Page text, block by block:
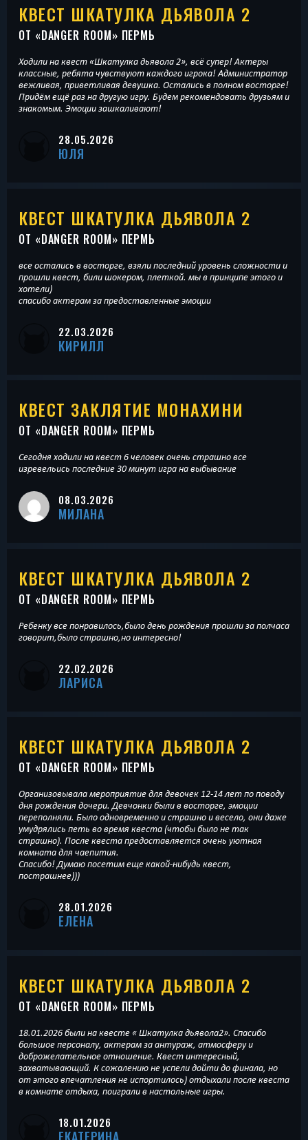
КВЕСТ ШКАТУЛКА ДЬЯВОЛА 2
ОТ «DANGER ROOM» ПЕРМЬ
Ходили на квест «Шкатулка дьявола 2», всё супер! Актеры
классные, ребята чувствуют каждого игрока! Администратор
вежливая, приветливая девушка. Остались в полном восторге!
Придём ещё раз на другую игру. Будем рекомендовать друзьям и
знакомым. Эмоции зашкаливают!
28.05.2026
ЮЛЯ
КВЕСТ ШКАТУЛКА ДЬЯВОЛА 2
ОТ «DANGER ROOM» ПЕРМЬ
все остались в восторге, взяли последний уровень сложности и
прошли квест, били шокером, плеткой. мы в принципе этого и
хотели)
спасибо актерам за предоставленные эмоции
22.03.2026
КИРИЛЛ
КВЕСТ ЗАКЛЯТИЕ МОНАХИНИ
ОТ «DANGER ROOM» ПЕРМЬ
Сегодня ходили на квест 6 человек очень страшно все
изревельись последние 30 минут игра на выбывание
08.03.2026
МИЛАНА
КВЕСТ ШКАТУЛКА ДЬЯВОЛА 2
ОТ «DANGER ROOM» ПЕРМЬ
Ребенку все понравилось,было день рождения прошли за полчаса
говорит,было страшно,но интересно!
22.02.2026
ЛАРИСА
КВЕСТ ШКАТУЛКА ДЬЯВОЛА 2
ОТ «DANGER ROOM» ПЕРМЬ
Организовывала мероприятие для девочек 12-14 лет по поводу
дня рождения дочери. Девчонки были в восторге, эмоции
переполняли. Было одновременно и страшно и весело, они даже
умудрялись петь во время квеста (чтобы было не так
страшно). После квеста предоставляется очень уютная
комната для чаепития.
Спасибо! Думаю посетим еще какой-нибудь квест,
пострашнее)))
28.01.2026
ЕЛЕНА
КВЕСТ ШКАТУЛКА ДЬЯВОЛА 2
ОТ «DANGER ROOM» ПЕРМЬ
18.01.2026 были на квесте « Шкатулка дьявола2». Спасибо
большое персоналу, актерам за антураж, атмосферу и
доброжелательное отношение. Квест интересный,
захватывающий. К сожалению не успели дойти до финала, но
от этого впечатления не испортилось) отдыхали после квеста
в комнате отдыха, поиграли в настольные игры.
18.01.2026
ЕКАТЕРИНА